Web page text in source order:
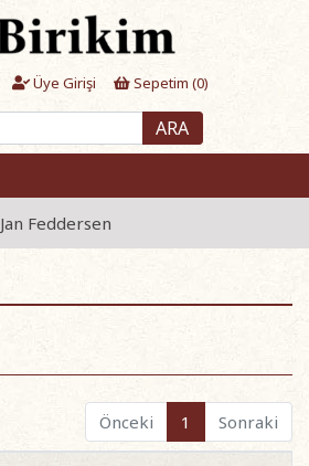
Üye Girişi Sepetim (0)
ARA
Jan Feddersen
Önceki 1 Sonraki